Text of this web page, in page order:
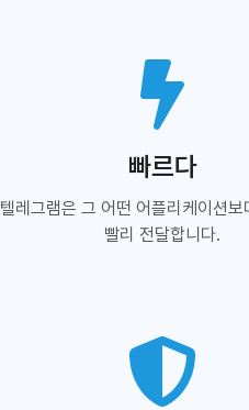
빠르다
텔레그램은 그 어떤 어플리케이션보
빨리 전달합니다.